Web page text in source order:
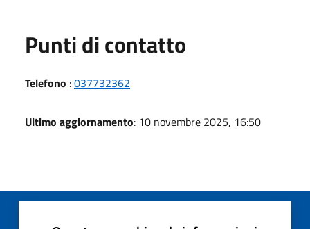
Punti di contatto
Telefono :037732362
Ultimo aggiornamento: 10 novembre 2025, 16:50